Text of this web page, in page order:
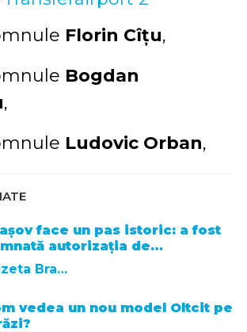
Florin Cîțu,
Bogdan
,
Ludovic Orban,
face un pas istoric: a fost
autorizația de…
Gazeta Brasovului
vedea un nou model Oltcit pe